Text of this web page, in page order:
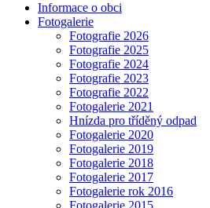
Informace o obci
Fotogalerie
Fotografie 2026
Fotografie 2025
Fotografie 2024
Fotografie 2023
Fotografie 2022
Fotogalerie 2021
Hnízda pro tříděný odpad
Fotogalerie 2020
Fotogalerie 2019
Fotogalerie 2018
Fotogalerie 2017
Fotogalerie rok 2016